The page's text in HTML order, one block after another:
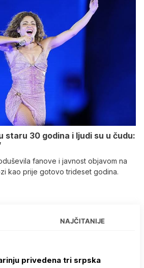
staru 30 godina i ljudi su u čudu:
fanove i javnost objavom na
kao prije gotovo trideset godina.
NAJČITANIJE
privedena tri srpska